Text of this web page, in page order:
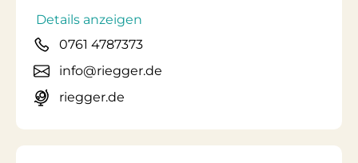
Details anzeigen
0761 4787373
info@riegger.de
riegger.de